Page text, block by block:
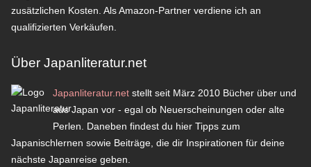
zusätzlichen Kosten. Als Amazon-Partner verdiene ich an
qualifizierten Verkäufen.
Über Japanliteratur.net
Japanliteratur.net stellt seit März 2010 Bücher über und
aus Japan vor - egal ob Neuerscheinungen oder alte
Perlen. Daneben findest du hier Tipps zum
Japanischlernen sowie Beiträge, die dir Inspirationen für deine
nächste Japanreise geben.